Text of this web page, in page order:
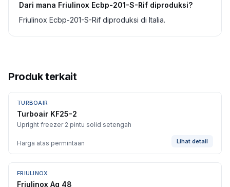
Dari mana Friulinox Ecbp-201-S-Rif diproduksi?
Friulinox Ecbp-201-S-Rif diproduksi di Italia.
Produk terkait
BARU
TURBOAIR
Turboair KF25-2
Upright freezer 2 pintu solid setengah
Harga atas permintaan Lihat detail
FRIULINOX
Friulinox Ag 48